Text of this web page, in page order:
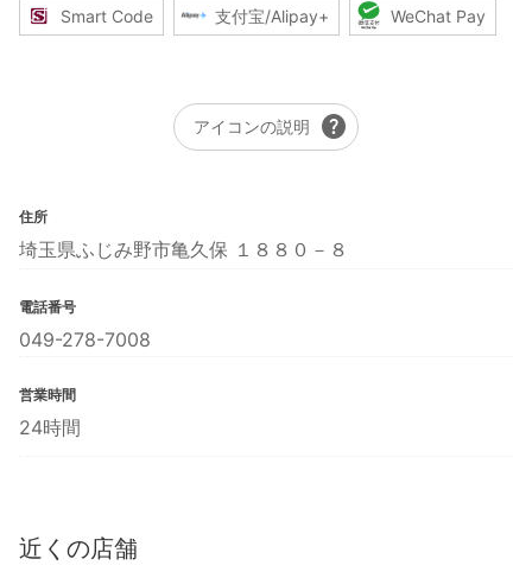
Smart Code 支付宝/Alipay+ WeChat Pay
アイコンの説明 help
住所
埼玉県ふじみ野市亀久保 １８８０－８
電話番号
049-278-7008
営業時間
24時間
近くの店舗